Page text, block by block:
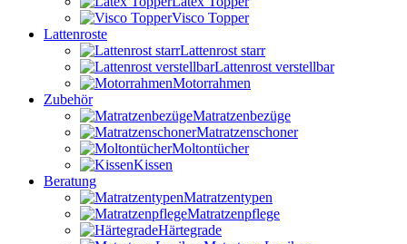
Visco Topper
Lattenroste
Lattenrost starr
Lattenrost verstellbar
Motorrahmen
Zubehör
Matratzenbezüge
Matratzenschoner
Moltontücher
Kissen
Beratung
Matratzentypen
Matratzenpflege
Härtegrade